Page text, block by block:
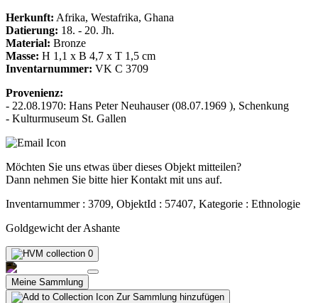
Herkunft: Afrika, Westafrika, Ghana
Datierung: 18. - 20. Jh.
Material: Bronze
Masse: H 1,1 x B 4,7 x T 1,5 cm
Inventarnummer: VK C 3709
Provenienz:
- 22.08.1970: Hans Peter Neuhauser (08.07.1969 ), Schenkung
- Kulturmuseum St. Gallen
Möchten Sie uns etwas über dieses Objekt mitteilen?
Dann nehmen Sie bitte hier Kontakt mit uns auf.
Inventarnummer : 3709, ObjektId : 57407, Kategorie : Ethnologie
Goldgewicht der Ashante
0
Meine Sammlung
Zur Sammlung hinzufügen